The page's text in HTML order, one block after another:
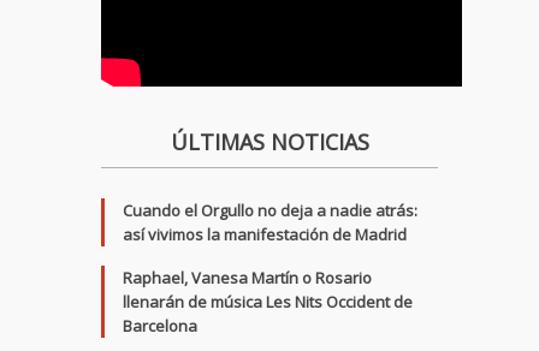
ÚLTIMAS NOTICIAS
Cuando el Orgullo no deja a nadie atrás:
así vivimos la manifestación de Madrid
Raphael, Vanesa Martín o Rosario
llenarán de música Les Nits Occident de
Barcelona